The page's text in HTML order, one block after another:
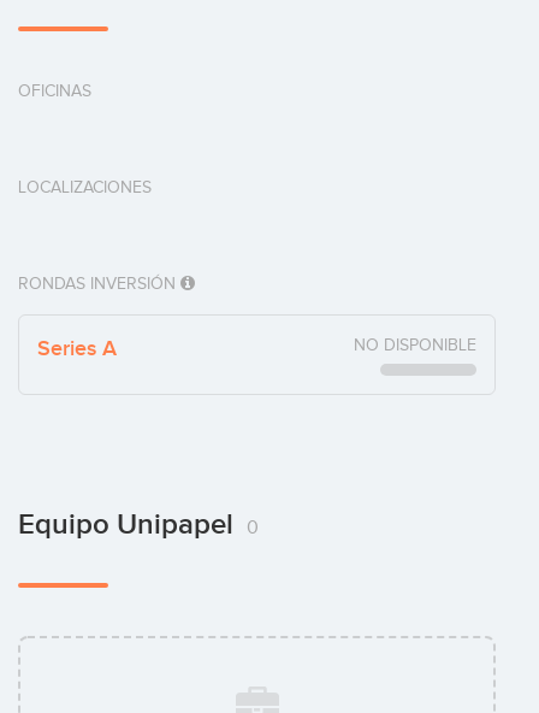
OFICINAS
LOCALIZACIONES
RONDAS INVERSIÓN
Series A NO DISPONIBLE
Equipo Unipapel 0